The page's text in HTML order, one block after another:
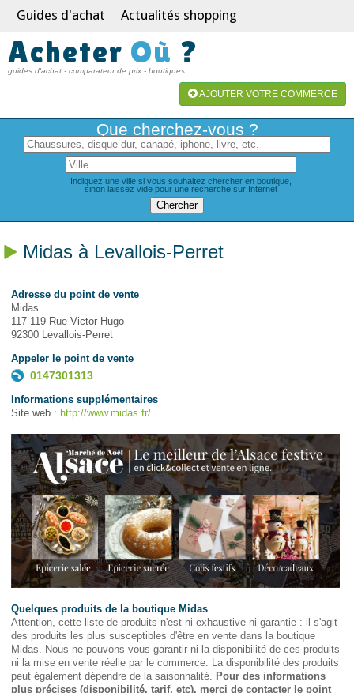
Guides d'achat Actualités shopping
Acheter Où ?
guides d'achat - comparateur de prix - boutiques
AJOUTER VOTRE COMMERCE
Que cherchez-vous ?
Indiquez une ville si vous souhaitez chercher en boutique,
sinon laissez vide pour une recherche sur Internet
Midas à Levallois-Perret
Adresse du point de vente
Midas
117-119 Rue Victor Hugo
92300 Levallois-Perret
Appeler le point de vente
0147301313
Informations supplémentaires
Site web : http://www.midas.fr/
Quelques produits de la boutique Midas
Attention, cette liste de produits n'est ni exhaustive ni garantie : il s'agit
des produits les plus susceptibles d'être en vente dans la boutique
Midas. Nous ne pouvons vous garantir ni la disponibilité de ces produits
ni la mise en vente réelle par le commerce. La disponibilité des produits
peut également dépendre de la saisonnalité. Pour des informations
plus précises (disponibilité, tarif, etc), merci de contacter le point